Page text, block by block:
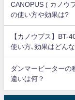
CANOPUS ( カノウ
の使い方や効果は?
【カノウプス】BT-
使い方､効果はどん
ダンマービーター
違いは何？